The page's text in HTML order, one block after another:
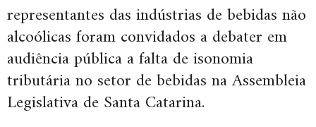
representantes das indústrias de bebidas não
alcoólicas foram convidados a debater em
audiência pública a falta de isonomia
tributária no setor de bebidas na Assembleia
Legislativa de Santa Catarina.